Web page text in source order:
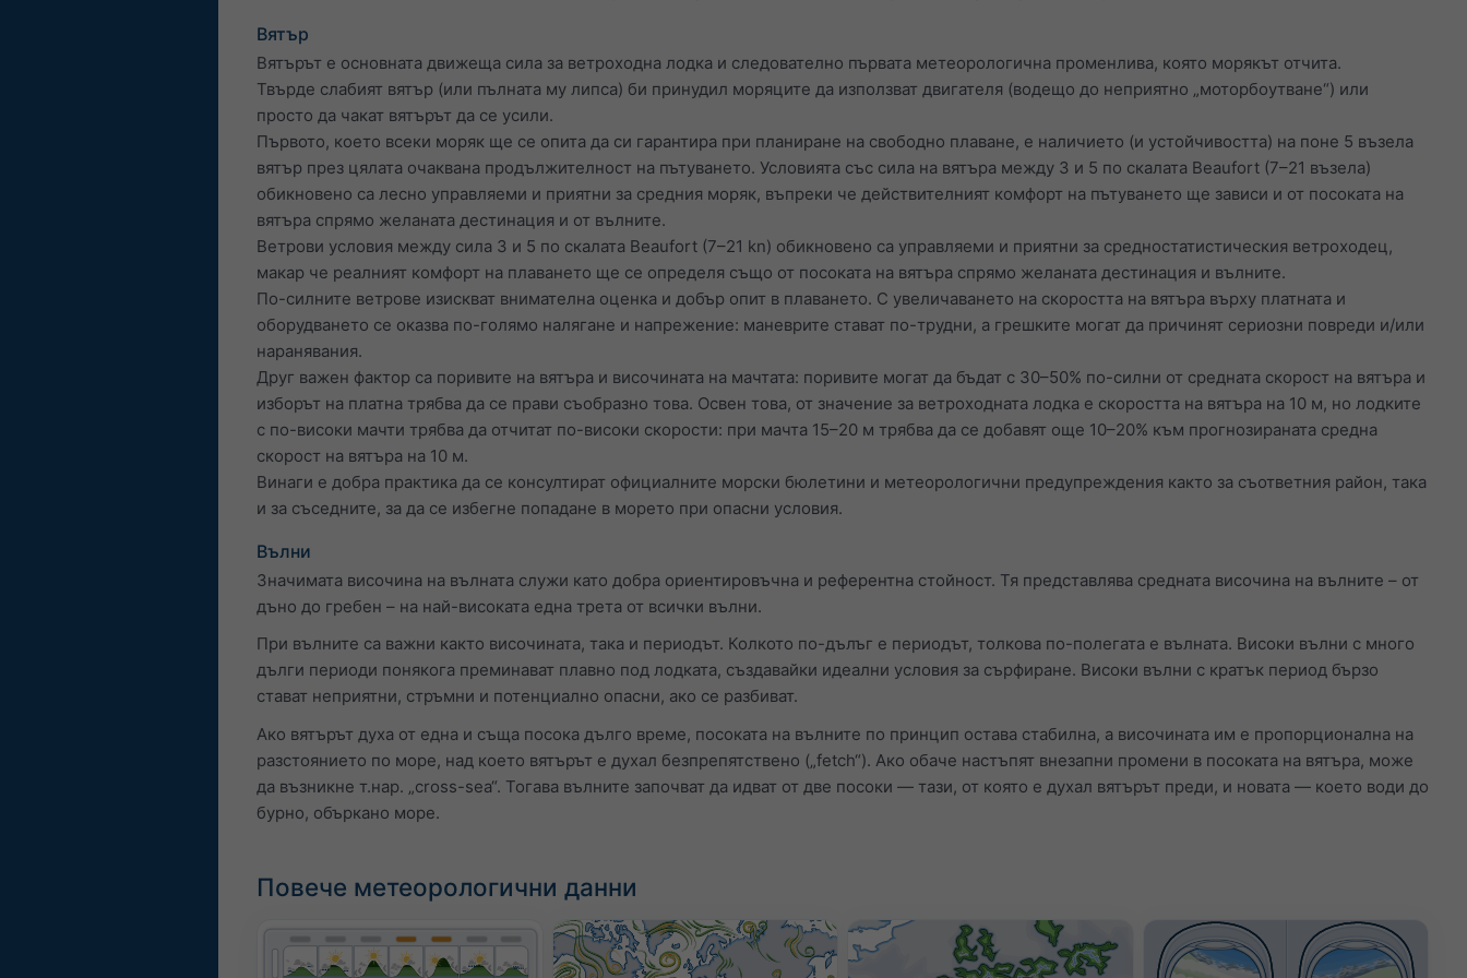
Вятър
Вятърът е основната движеща сила за ветроходна лодка и следователно първата метеорологична променлива, която морякът отчита.
Твърде слабият вятър (или пълната му липса) би принудил моряците да използват двигателя (водещо до неприятно „моторбоутване“) или
просто да чакат вятърът да се усили.
Първото, което всеки моряк ще се опита да си гарантира при планиране на свободно плаване, е наличието (и устойчивостта) на поне 5 възела
вятър през цялата очаквана продължителност на пътуването. Условията със сила на вятъра между 3 и 5 по скалата Beaufort (7–21 възела)
обикновено са лесно управляеми и приятни за средния моряк, въпреки че действителният комфорт на пътуването ще зависи и от посоката на
вятъра спрямо желаната дестинация и от вълните.
Ветрови условия между сила 3 и 5 по скалата Beaufort (7–21 kn) обикновено са управляеми и приятни за средностатистическия ветроходец,
макар че реалният комфорт на плаването ще се определя също от посоката на вятъра спрямо желаната дестинация и вълните.
По-силните ветрове изискват внимателна оценка и добър опит в плаването. С увеличаването на скоростта на вятъра върху платната и
оборудването се оказва по-голямо налягане и напрежение: маневрите стават по-трудни, а грешките могат да причинят сериозни повреди и/или
наранявания.
Друг важен фактор са поривите на вятъра и височината на мачтата: поривите могат да бъдат с 30–50% по-силни от средната скорост на вятъра и
изборът на платна трябва да се прави съобразно това. Освен това, от значение за ветроходната лодка е скоростта на вятъра на 10 м, но лодките
с по-високи мачти трябва да отчитат по-високи скорости: при мачта 15–20 м трябва да се добавят още 10–20% към прогнозираната средна
скорост на вятъра на 10 м.
Винаги е добра практика да се консултират официалните морски бюлетини и метеорологични предупреждения както за съответния район, така
и за съседните, за да се избегне попадане в морето при опасни условия.
Вълни
Значимата височина на вълната служи като добра ориентировъчна и референтна стойност. Тя представлява средната височина на вълните – от
дъно до гребен – на най-високата една трета от всички вълни.
При вълните са важни както височината, така и периодът. Колкото по-дълъг е периодът, толкова по-полегата е вълната. Високи вълни с много
дълги периоди понякога преминават плавно под лодката, създавайки идеални условия за сърфиране. Високи вълни с кратък период бързо
стават неприятни, стръмни и потенциално опасни, ако се разбиват.
Ако вятърът духа от една и съща посока дълго време, посоката на вълните по принцип остава стабилна, а височината им е пропорционална на
разстоянието по море, над което вятърът е духал безпрепятствено („fetch“). Ако обаче настъпят внезапни промени в посоката на вятъра, може
да възникне т.нар. „cross-sea“. Тогава вълните започват да идват от две посоки — тази, от която е духал вятърът преди, и новата — което води до
бурно, объркано море.
Повече метеорологични данни